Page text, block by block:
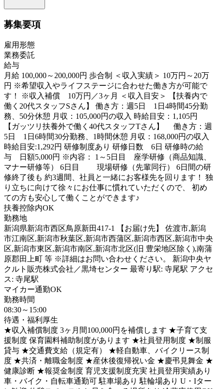
募集要項
雇用形態
業務委託
給与
月給 100,000～200,000円 歩合制 ＜収入実績＞ 10万円～20万
円 ※希望収入やライフステージに合わせた働き方が可能で
す！ ※収入補償 10万円／3ヶ月 ＜収入目安＞ 【扶養内で
働く20代スタッフSさん】 働き方：週5日 1日4時間45分勤
務、50分休憩 月収：105,000円の収入 時給目安：1,105円
【ガッツリ扶養外で働く40代スタッフTさん】 働き方：週
5日 1日6時間30分勤務、1時間休憩 月収：168,000円の収入
時給目安:1,292円 研修制度あり 研修日数 6日 研修時の給
与 日額5,000円 ※内容： 1～5日目 座学研修（商品知識、
マナー研修等） 6日目 現場研修（先輩同行） 6日間の研
修終了後も 約3週間、社員と一緒にお客様先を回ります！ 独
り立ちに向けて徐々にお仕事に慣れていただくので、 初め
ての方も安心して働くことができます♪
扶養控除内OK
勤務地
新潟県新潟市西区鳥原新田417-1 【お届け先】 佐渡市,新潟
市江南区,新潟市秋葉区,新潟市西蒲区,新潟市西区,新潟市中央
区,新潟市東区,新潟市南区,新潟市北区(旧 豊栄地区除く),南蒲
原郡田上町 等 ※詳細はお問い合わせください。 新潟中央ヤ
クルト販売株式会社／黒埼センター 最寄り駅: 寺尾駅 アクセ
ス: 寺尾駅
マイカー通勤OK
勤務時間
08:30～15:00
待遇・福利厚生
★収入補償制度 3ヶ月間100,000円を補償します ★子育て支
援制度 保育園料補助制度があります ★社員登用制度 ★制服
貸与 ★交通費支給（規定有） ★軽自動車、バイクリース制
度 ★共済・離職金制度 ★産休後復帰祝い金 ★慶弔見舞金 ★
健康診断 ★報奨金制度 育児支援制度充実 社員登用実績あり
車・バイク・自転車通勤可 駐車場あり 駐輪場あり U・Iター